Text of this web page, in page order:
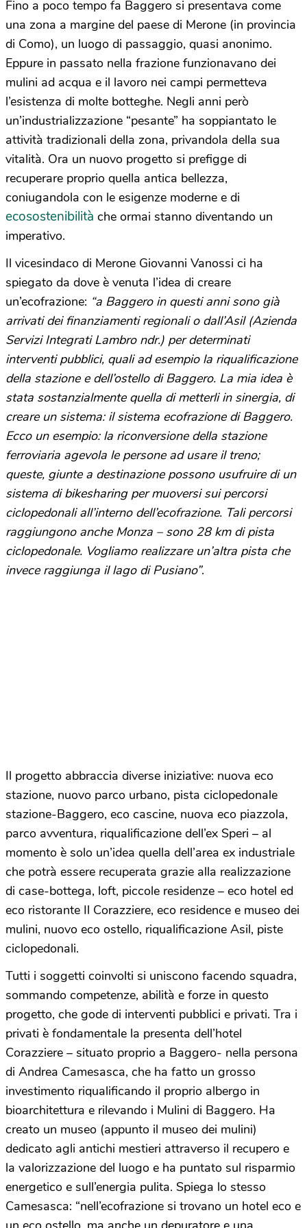
Fino a poco tempo fa Baggero si presentava come
una zona a margine del paese di Merone (in provincia
di Como), un luogo di passaggio, quasi anonimo.
Eppure in passato nella frazione funzionavano dei
mulini ad acqua e il lavoro nei campi permetteva
l’esistenza di molte botteghe. Negli anni però
un’industrializzazione “pesante” ha soppiantato le
attività tradizionali della zona, privandola della sua
vitalità. Ora un nuovo progetto si prefigge di
recuperare proprio quella antica bellezza,
coniugandola con le esigenze moderne e di
ecosostenibilità che ormai stanno diventando un
imperativo.
Il vicesindaco di Merone Giovanni Vanossi ci ha
spiegato da dove è venuta l’idea di creare
un’ecofrazione: “a Baggero in questi anni sono già
arrivati dei finanziamenti regionali o dall’Asil (Azienda
Servizi Integrati Lambro ndr.) per determinati
interventi pubblici, quali ad esempio la riqualificazione
della stazione e dell’ostello di Baggero. La mia idea è
stata sostanzialmente quella di metterli in sinergia, di
creare un sistema: il sistema ecofrazione di Baggero.
Ecco un esempio: la riconversione della stazione
ferroviaria agevola le persone ad usare il treno;
queste, giunte a destinazione possono usufruire di un
sistema di bikesharing per muoversi sui percorsi
ciclopedonali all’interno dell’ecofrazione. Tali percorsi
raggiungono anche Monza – sono 28 km di pista
ciclopedonale. Vogliamo realizzare un’altra pista che
invece raggiunga il lago di Pusiano”.
Il progetto abbraccia diverse iniziative: nuova eco
stazione, nuovo parco urbano, pista ciclopedonale
stazione-Baggero, eco cascine, nuova eco piazzola,
parco avventura, riqualificazione dell’ex Speri – al
momento è solo un’idea quella dell’area ex industriale
che potrà essere recuperata grazie alla realizzazione
di case-bottega, loft, piccole residenze – eco hotel ed
eco ristorante Il Corazziere, eco residence e museo dei
mulini, nuovo eco ostello, riqualificazione Asil, piste
ciclopedonali.
Tutti i soggetti coinvolti si uniscono facendo squadra,
sommando competenze, abilità e forze in questo
progetto, che gode di interventi pubblici e privati. Tra i
privati è fondamentale la presenta dell’hotel
Corazziere – situato proprio a Baggero- nella persona
di Andrea Camesasca, che ha fatto un grosso
investimento riqualificando il proprio albergo in
bioarchitettura e rilevando i Mulini di Baggero. Ha
creato un museo (appunto il museo dei mulini)
dedicato agli antichi mestieri attraverso il recupero e
la valorizzazione del luogo e ha puntato sul risparmio
energetico e sull’energia pulita. Spiega lo stesso
Camesasca: “nell’ecofrazione si trovano un hotel eco e